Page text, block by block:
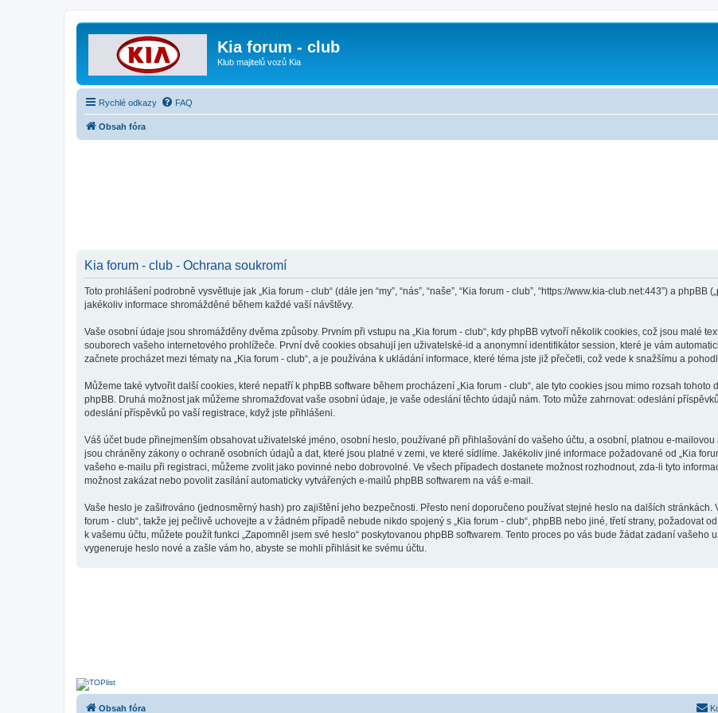
Kia forum - club
Klub majitelů vozů Kia
Rychlé odkazy FAQ
Obsah fóra
Kia forum - club - Ochrana soukromí
Toto prohlášení podrobně vysvětluje jak „Kia forum - club“ (dále jen “my”, “nás”, “naše”, “Kia forum - club”, “https://www.kia-club.net:443”) a phpBB
jakékoliv informace shromážděné během každé vaší návštěvy.
Vaše osobní údaje jsou shromážděny dvěma způsoby. Prvním při vstupu na „Kia forum - club“, kdy phpBB vytvoří několik cookies, což jsou malé
souborech vašeho internetového prohlížeče. První dvě cookies obsahují jen uživatelské-id a anonymní identifikátor session, které je vám
začnete procházet mezi tématy na „Kia forum - club“, a je používána k ukládání informace, které téma jste již přečetli, což vede k snažšímu a
Můžeme také vytvořit další cookies, které nepatří k phpBB software během procházení „Kia forum - club“, ale tyto cookies jsou mimo rozsah
phpBB. Druhá možnost jak můžeme shromažďovat vaše osobní údaje, je vaše odeslání těchto údajů nám. Toto může zahrnovat: odeslání
odeslání příspěvků po vaší registrace, když jste přihlášeni.
Váš účet bude přinejmenším obsahovat uživatelské jméno, osobní heslo, používané při přihlašování do vašeho účtu, a osobní, platnou e-mailovou
jsou chráněny zákony o ochraně osobních údajů a dat, které jsou platné v zemi, ve které sídlíme. Jakékoliv jiné informace požadované od „Kia
vašeho e-mailu při registraci, můžeme zvolit jako povinné nebo dobrovolné. Ve všech případech dostanete možnost rozhodnout, zda-li tyto
možnost zakázat nebo povolit zasílání automaticky vytvářených e-mailů phpBB softwarem na váš e-mail.
Vaše heslo je zašifrováno (jednosměrný hash) pro zajištění jeho bezpečnosti. Přesto není doporučeno používat stejné heslo na dalších stránkách.
forum - club“, takže jej pečlivě uchovejte a v žádném případě nebude nikdo spojený s „Kia forum - club“, phpBB nebo jiné, třetí strany, požadovat
k vašemu účtu, můžete použít funkci „Zapomněl jsem své heslo“ poskytovanou phpBB softwarem. Tento proces po vás bude žádat zadaní
vygeneruje heslo nové a zašle vám ho, abyste se mohli přihlásit ke svému účtu.
Obsah fóra